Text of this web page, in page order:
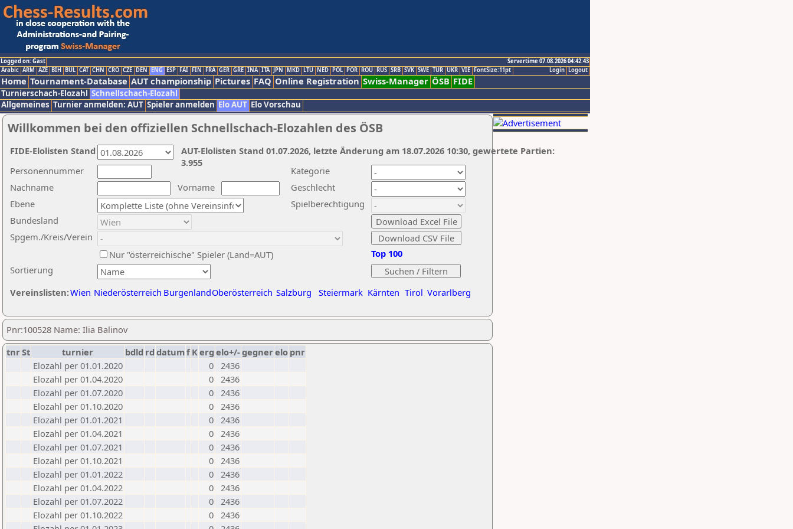
Logged on: Gast
Servertime 07.08.2026 04:42:43
Logout
Login
Arabic ARM AZE BIH BUL CAT CHN CRO CZE DEN ENG ESP FAI FIN FRA GER GRE INA ITA JPN MKD LTU NED POL POR ROU RUS SRB SVK SWE TUR UKR VIE FontSize:11pt
Home Tournament-Database AUT championship Pictures FAQ Online Registration Swiss-Manager ÖSB FIDE
Turnierschach-Elozahl Schnellschach-Elozahl
Allgemeines Turnier anmelden: AUT Spieler anmelden Elo AUT Elo Vorschau
Willkommen bei den offiziellen Schnellschach-Elozahlen des ÖSB
Nachname
Vorname
Ebene
Kategorie
Sortierung
Personennummer
Bundesland
Spgem./Kreis/Verein
Geschlecht
Nur "österreichische" Spieler (Land=AUT)
Spielberechtigung
Vereinslisten:Wien Niederösterreich BurgenlandOberösterreich Salzburg Steiermark Kärnten Tirol Vorarlberg
Top 100
AUT-Elolisten Stand 01.07.2026, letzte Änderung am 18.07.2026 10:30, gewertete Partien:
3.955
FIDE-Elolisten Stand
Pnr:100528 Name: Ilia Balinov
tnrSt turnier bdld rd datumf Kerg elo+/-gegnerelo pnr
Elozahl per 01.01.2020
0 2436
Elozahl per 01.04.2020
0 2436
Elozahl per 01.07.2020
0 2436
Elozahl per 01.10.2020
0 2436
Elozahl per 01.01.2021
0 2436
Elozahl per 01.04.2021
0 2436
Elozahl per 01.07.2021
0 2436
Elozahl per 01.10.2021
0 2436
Elozahl per 01.01.2022
0 2436
Elozahl per 01.04.2022
0 2436
Elozahl per 01.07.2022
0 2436
Elozahl per 01.10.2022
0 2436